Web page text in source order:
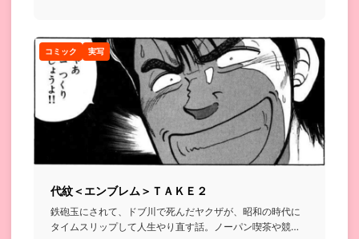
コミック 実写
代紋＜エンブレム＞ＴＡＫＥ２
鉄砲玉にされて、ドブ川で死んだヤクザが、昭和の時代に
タイムスリップして人生やり直す話。ノーパン喫茶や競